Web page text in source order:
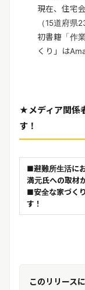
現在、住宅
（15道府県
初書籍「作
くり」は
★メディア関
す！
■避難所生活に
満元氏への取材
■安全な家づく
す！
このリリース